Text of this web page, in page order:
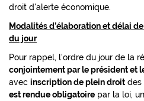
droit d'alerte économique.
Modalités d’élaboration et délai
du jour
Pour rappel, l'ordre du jour de la
conjointement par le président et
avec inscription de plein droit des
est rendue obligatoire par la loi,